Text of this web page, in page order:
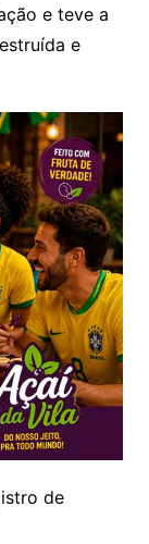
e teve a
e
de